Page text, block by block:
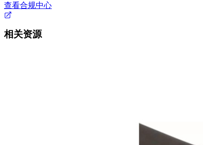
查看合规中心
相关资源